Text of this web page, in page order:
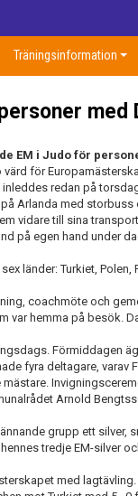
Träningsinformation
med
EM i Judo för
värd för
redan på
Arlanda med
vidare till sina
på egen hand under
länder: Turkiet,
coachmöte och
var hemma på besök.
Förmiddagen
fyra deltagare, varav
Arnold
grupp ett silver,
tredje EM-silver
med